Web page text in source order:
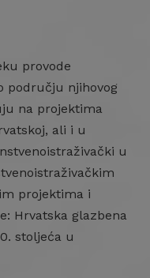
provode
području njihovog
na projektima
ali i u
u
projektima i
Hrvatska glazbena
stoljeća u